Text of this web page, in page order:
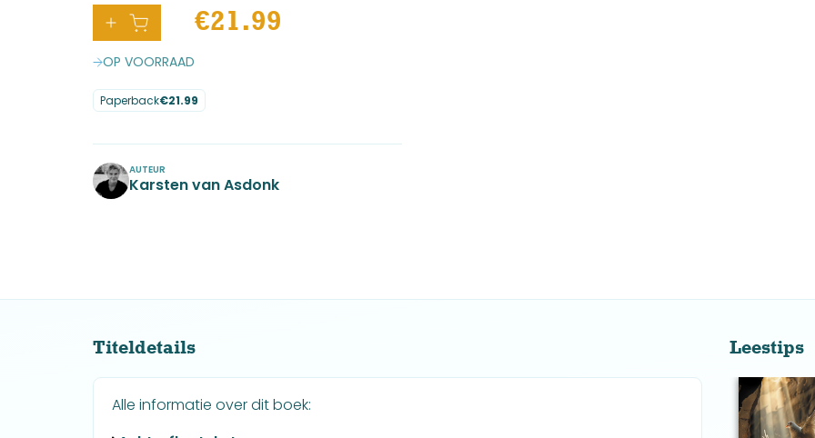
OP VOORRAAD
€21.99
Paperback€21.99
AUTEUR
Karsten van Asdonk
Titeldetails
Alle informatie over dit boek:
Leestips